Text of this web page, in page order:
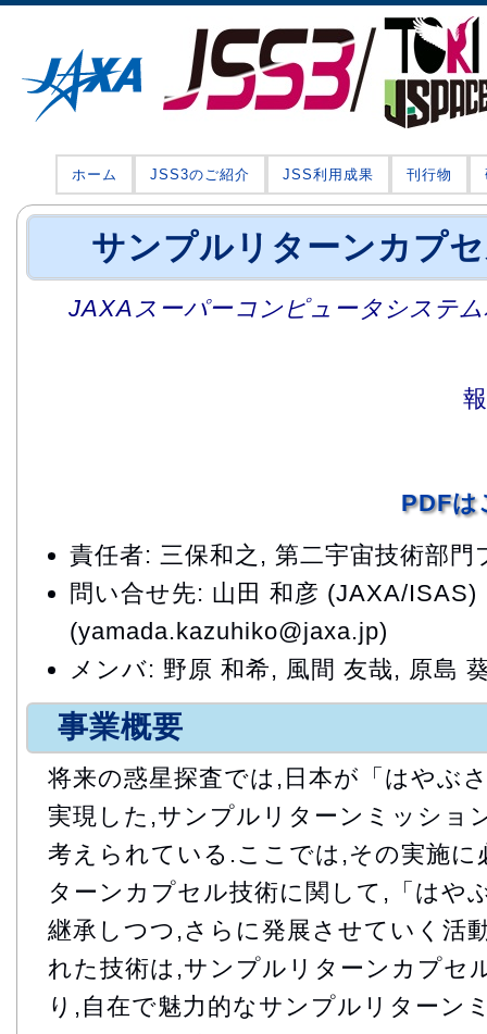
ホーム JSS3のご紹介 JSS利用成果 刊行物
サンプルリターンカプ
JAXAスーパーコンピュータシステ
PDFは
責任者: 三保和之, 第二宇宙技術部
問い合せ先: 山田 和彦 (JAXA/ISAS)
(yamada.kazuhiko@jaxa.jp)
メンバ: 野原 和希, 風間 友哉, 原島
事業概要
将来の惑星探査では,日本が「はやぶ
実現した,サンプルリターンミッショ
考えられている.ここでは,その実施
ターンカプセル技術に関して,「はや
継承しつつ,さらに発展させていく活
れた技術は,サンプルリターンカプセ
り,自在で魅力的なサンプルリターン